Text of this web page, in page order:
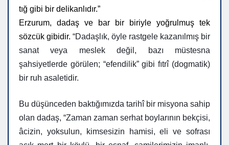
tığ gibi bir delikanlıdır.”
Erzurum, dadaş ve bar bir biriyle yoğrulmuş tek
sözcük gibidir. “Dadaşlık, öyle rastgele kazanılmış bir
sanat veya meslek değil, bazı müstesna
şahsiyetlerde görülen; “efendilik” gibi fıtrî (dogmatik)
bir ruh asaletidir.
Bu düşünceden baktığımızda tarihî bir misyona sahip
olan dadaş, “Zaman zaman serhat boylarının bekçisi,
âcizin, yoksulun, kimsesizin hamisi, eli ve sofrası